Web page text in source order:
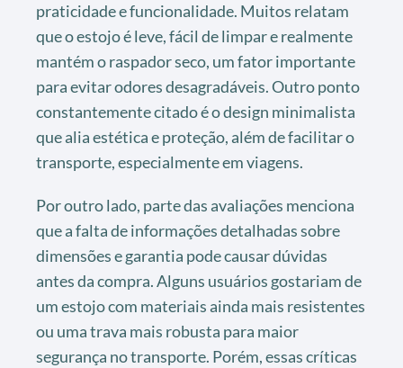
praticidade e funcionalidade. Muitos relatam
que o estojo é leve, fácil de limpar e realmente
mantém o raspador seco, um fator importante
para evitar odores desagradáveis. Outro ponto
constantemente citado é o design minimalista
que alia estética e proteção, além de facilitar o
transporte, especialmente em viagens.
Por outro lado, parte das avaliações menciona
que a falta de informações detalhadas sobre
dimensões e garantia pode causar dúvidas
antes da compra. Alguns usuários gostariam de
um estojo com materiais ainda mais resistentes
ou uma trava mais robusta para maior
segurança no transporte. Porém, essas críticas